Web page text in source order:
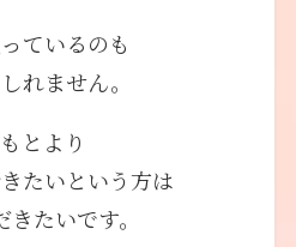
ているのも
れません。
とより
たいという方は
たいです。